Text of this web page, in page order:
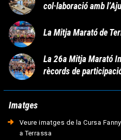
col·laboració amb
La Mitja Marató de
La 26a Mitja Marató
rècords de
Imatges
Veure imatges de la Cursa
a Terrassa